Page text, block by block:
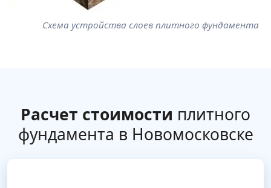
Схема устройства слоев плитного фундамента
Расчет стоимости плитного
фундамента в Новомосковске